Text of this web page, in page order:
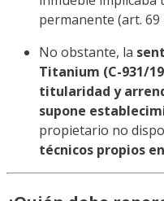
permanente (art. 69
No obstante, la
Titanium (C-931/
titularidad y
supone
propietario no
técnicos propios